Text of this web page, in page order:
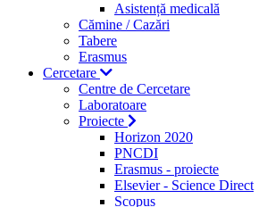
Asistență medicală
Cămine / Cazări
Tabere
Erasmus
Cercetare
Centre de Cercetare
Laboratoare
Proiecte
Horizon 2020
PNCDI
Erasmus - proiecte
Elsevier - Science Direct
Scopus